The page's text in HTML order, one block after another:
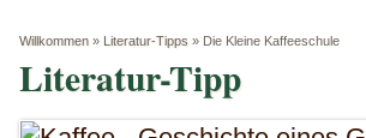
Willkommen » Literatur-Tipps » Die Kleine Kaffeeschule
Literatur-Tipp